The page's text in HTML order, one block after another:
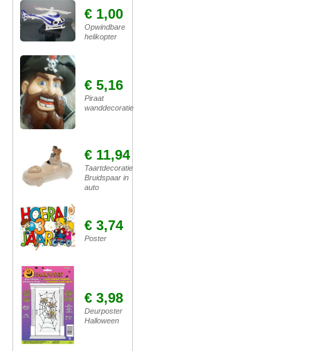
€ 1,00
Opwindbare
helikopter
€ 5,16
Piraat
wanddecoratie
€ 11,94
Taartdecoratie
Bruidspaar in
auto
€ 3,74
Poster
€ 3,98
Deurposter
Halloween